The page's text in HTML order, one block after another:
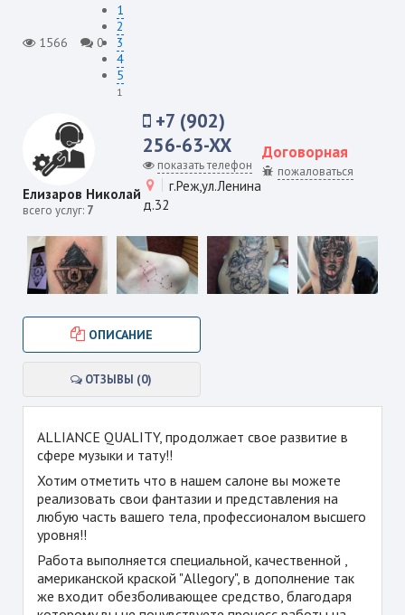
1566 0
1
2
3
4
5
1
Елизаров Николай
всего услуг: 7
+7 (902)
256-63-XX
показать телефон
г.Реж,ул.Ленина
д.32
Договорная
пожаловаться
ОПИСАНИЕ
ОТЗЫВЫ (0)
ALLIANCE QUALITY, продолжает свое развитие в
сфере музыки и тату!!
Хотим отметить что в нашем салоне вы можете
реализовать свои фантазии и представления на
любую часть вашего тела, профессионалом высшего
уровня!!
Работа выполняется специальной, качественной ,
американской краской "Allegory", в дополнение так
же входит обезболивающее средство, благодаря